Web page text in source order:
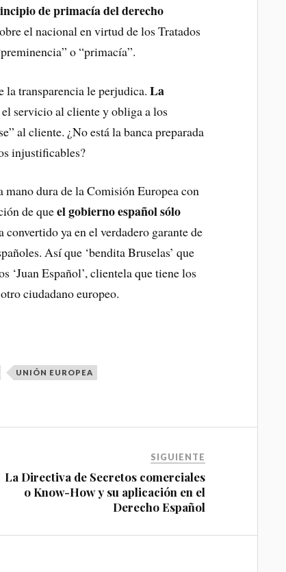
de primacía del derecho
el nacional en virtud de los Tratados
o “primacía”.
la transparencia le perjudica.La
servicio al cliente y obliga a los
al cliente. ¿No está la banca preparada
injustificables?
dura de la Comisión Europea con
de queel gobierno español sólo
convertido ya en el verdadero garante de
Así que ‘bendita Bruselas’ que
‘Juan Español’, clientela que tiene los
ciudadano europeo.
UNIÓN EUROPEA
SIGUIENTE
La Directiva de Secretos comerciales
o Know-How y su aplicación en el
Derecho Español